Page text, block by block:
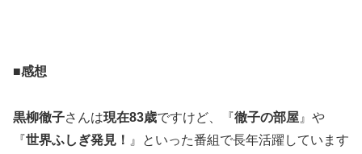
■感想
黒柳徹子さんは現在83歳ですけど、『徹子の部屋 』や
『世界ふしぎ発見！ 』といった番組で長年活躍しています